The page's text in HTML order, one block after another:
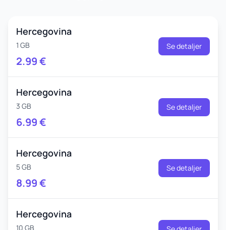
Hercegovina
1 GB
2.99€
Se detaljer
Hercegovina
3 GB
6.99€
Se detaljer
Hercegovina
5 GB
8.99€
Se detaljer
Hercegovina
10 GB